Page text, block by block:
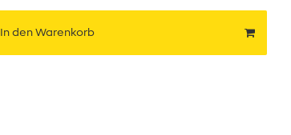
In den Warenkorb